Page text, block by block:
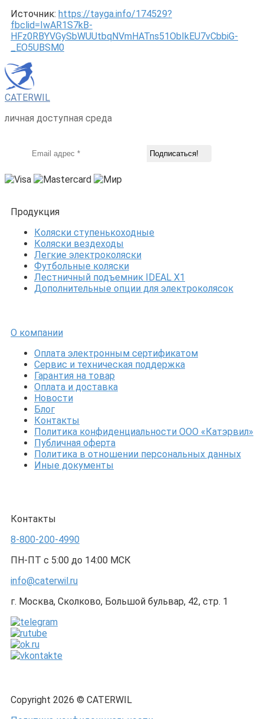
Источник: https://tayga.info/174529?
fbclid=IwAR1S7kB-
HFz0RBYVGySbWUUtbqNVmHATns51ObIkEU7vCbbiG-
_EO5UBSM0
CATERWIL
личная доступная среда
Продукция
Коляски ступенькоходные
Коляски вездеходы
Легкие электроколяски
Футбольные коляски
Лестничный подъемник IDEAL X1
Дополнительные опции для электроколясок
О компании
Оплата электронным сертификатом
Сервис и техническая поддержка
Гарантия на товар
Оплата и доставка
Новости
Блог
Контакты
Политика конфиденциальности ООО «Катэрвил»
Публичная оферта
Политика в отношении персональных данных
Иные документы
Контакты
8-800-200-4990
ПН-ПТ с 5:00 до 14:00 МСК
info@caterwil.ru
г. Москва, Сколково, Большой бульвар, 42, стр. 1
Copyright 2026 © CATERWIL